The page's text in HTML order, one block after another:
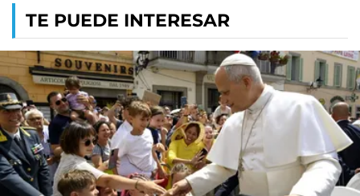
TE PUEDE INTERESAR